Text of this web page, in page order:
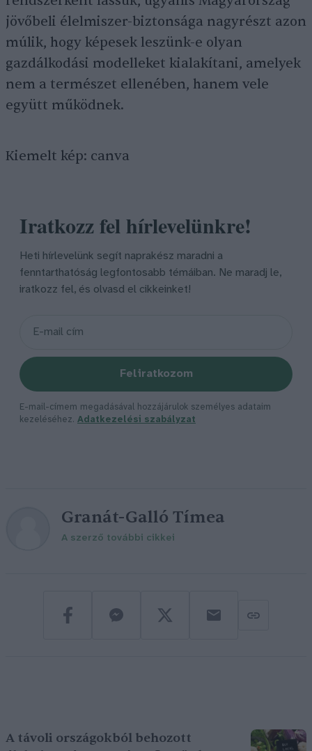
jövőbeli élelmiszer-biztonsága nagyrészt azon
múlik, hogy képesek leszünk-e olyan
gazdálkodási modelleket kialakítani, amelyek
nem a természet ellenében, hanem vele
együtt működnek.
Kiemelt kép: canva
Iratkozz fel hírlevelünkre!
Heti hírlevelünk segít naprakész maradni a
fenntarthatóság legfontosabb témáiban. Ne maradj le,
iratkozz fel, és olvasd el cikkeinket!
Feliratkozom
E-mail-címem megadásával hozzájárulok személyes adataim
kezeléséhez. Adatkezelési szabályzat
Granát-Galló Tímea
A szerző további cikkei
A távoli országokból behozott